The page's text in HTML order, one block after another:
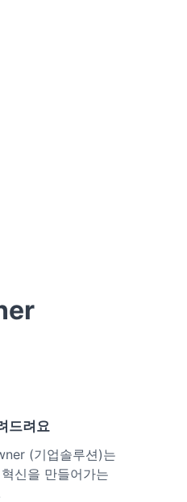
드려요
(기업솔루션)는
신을 만들어가는